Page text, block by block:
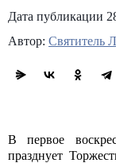
Дата публикации
Автор: Святитель
В первое
празднует